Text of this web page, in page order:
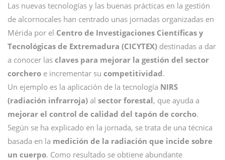
Las nuevas tecnologías y las buenas prácticas en la gestión
de alcornocales han centrado unas jornadas organizadas en
Mérida por el Centro de Investigaciones Científicas y
Tecnológicas de Extremadura (CICYTEX) destinadas a dar
a conocer las claves para mejorar la gestión del sector
corchero e incrementar su competitividad.
Un ejemplo es la aplicación de la tecnología NIRS
(radiación infrarroja) al sector forestal, que ayuda a
mejorar el control de calidad del tapón de corcho.
Según se ha explicado en la jornada, se trata de una técnica
basada en la medición de la radiación que incide sobre
un cuerpo. Como resultado se obtiene abundante